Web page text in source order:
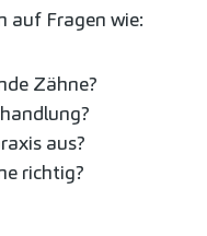
auf Fragen wie:
Zähne?
aus?
richtig?